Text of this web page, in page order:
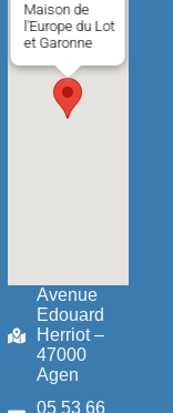
Maison de
l'Europe du Lot
et Garonne
Avenue
Edouard
Herriot –
47000
Agen
05 53 66